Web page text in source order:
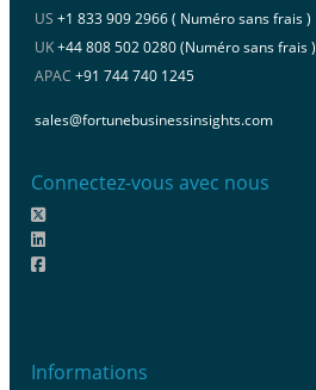
US +1 833 909 2966 ( Numéro sans frais )
UK+44 808 502 0280 (Numéro sans frais )
APAC +91 744 740 1245
sales@fortunebusinessinsights.com
Connectez-vous avec nous
Informations